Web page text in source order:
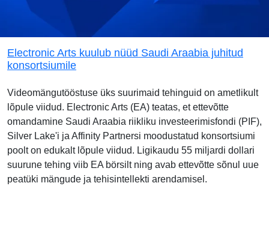
Electronic Arts kuulub nüüd Saudi Araabia juhitud
konsortsiumile
Videomängutööstuse üks suurimaid tehinguid on ametlikult
lõpule viidud. Electronic Arts (EA) teatas, et ettevõtte
omandamine Saudi Araabia riikliku investeerimisfondi (PIF),
Silver Lake'i ja Affinity Partnersi moodustatud konsortsiumi
poolt on edukalt lõpule viidud. Ligikaudu 55 miljardi dollari
suurune tehing viib EA börsilt ning avab ettevõtte sõnul uue
peatüki mängude ja tehisintellekti arendamisel.